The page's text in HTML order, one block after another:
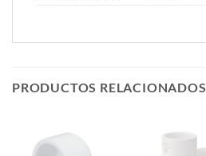
PRODUCTOS RELACIONADOS